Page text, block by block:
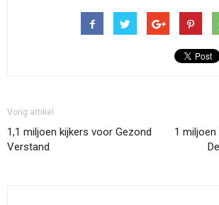
Vorig artikel
1,1 miljoen kijkers voor Gezond
Verstand
1 miljoen